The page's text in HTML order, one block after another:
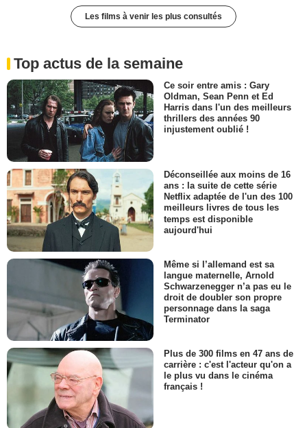
Les films à venir les plus consultés
Top actus de la semaine
Ce soir entre amis : Gary
Oldman, Sean Penn et Ed
Harris dans l'un des meilleurs
thrillers des années 90
injustement oublié !
Déconseillée aux moins de 16
ans : la suite de cette série
Netflix adaptée de l'un des 100
meilleurs livres de tous les
temps est disponible
aujourd'hui
Même si l’allemand est sa
langue maternelle, Arnold
Schwarzenegger n’a pas eu le
droit de doubler son propre
personnage dans la saga
Terminator
Plus de 300 films en 47 ans de
carrière : c'est l'acteur qu'on a
le plus vu dans le cinéma
français !